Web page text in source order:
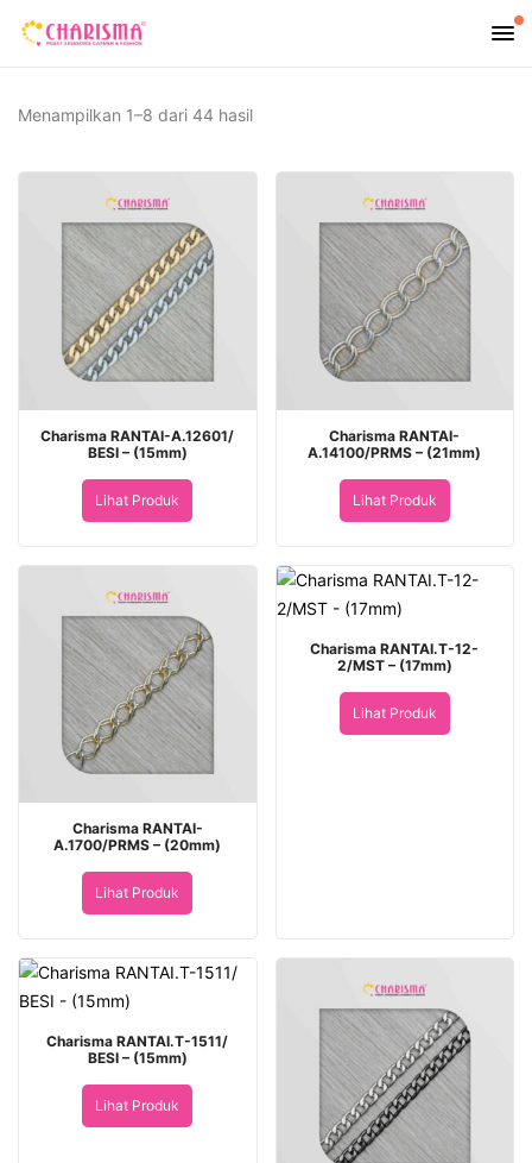
Menampilkan 1–8 dari 44 hasilDiurutkan
yang
Charisma RANTAI-A.12601/
BESI – (15mm)
Lihat Produk
Charisma RANTAI-
A.14100/PRMS – (21mm)
Lihat Produk
Charisma RANTAI-
A.1700/PRMS – (20mm)
Lihat Produk
Charisma RANTAI.T-12-
2/MST – (17mm)
Lihat Produk
Charisma RANTAI.T-1511/
BESI – (15mm)
Lihat Produk